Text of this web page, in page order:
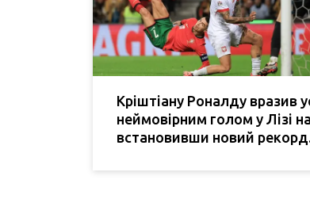
Кріштіану Роналду вразив
неймовірним голом у Лізі
встановивши новий